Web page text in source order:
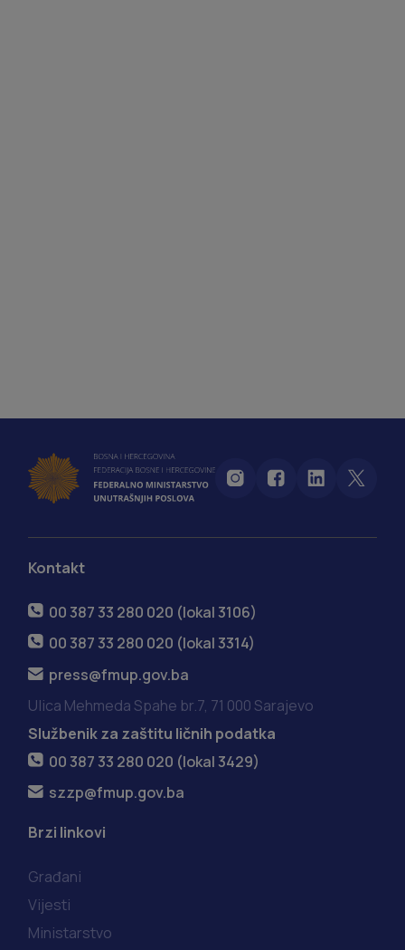
Kontakt
00 387 33 280 020 (lokal 3106)
00 387 33 280 020 (lokal 3314)
press@fmup.gov.ba
Ulica Mehmeda Spahe br.7, 71 000 Sarajevo
Službenik za zaštitu ličnih podatka
00 387 33 280 020 (lokal 3429)
szzp@fmup.gov.ba
Brzi linkovi
Građani
Vijesti
Ministarstvo